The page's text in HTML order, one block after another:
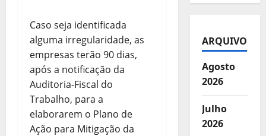
Caso seja identificada
alguma irregularidade, as
empresas terão 90 dias,
após a notificação da
Auditoria-Fiscal do
Trabalho, para a
elaborarem o Plano de
Ação para Mitigação da
ARQUIVO
Agosto
2026
Julho
2026